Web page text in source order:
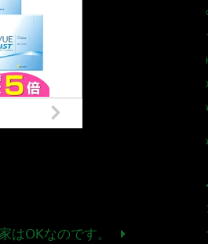
はOKなのです。